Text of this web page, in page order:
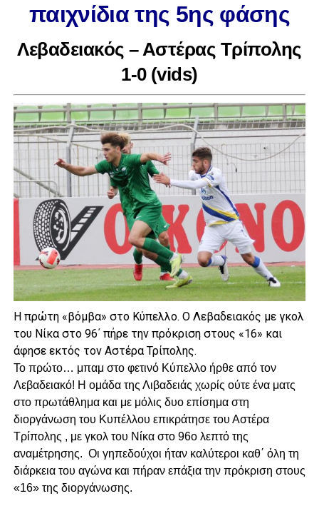
παιχνίδια της 5ης φάσης
Λεβαδειακός – Αστέρας Τρίπολης
1-0 (vids)
Η πρώτη «βόμβα» στο Κύπελλο. Ο Λεβαδειακός με γκολ
του Νίκα στο 96΄ πήρε την πρόκριση στους «16» και
άφησε εκτός τον Αστέρα Τρίπολης.
Το πρώτο… μπαμ στο φετινό Κύπελλο ήρθε από τον
Λεβαδειακό! Η ομάδα της Λιβαδειάς χωρίς ούτε ένα ματς
στο πρωτάθλημα και με μόλις δυο επίσημα στη
διοργάνωση του Κυπέλλου επικράτησε του Αστέρα
Τρίπολης , με γκολ του Νίκα στο 96ο λεπτό της
αναμέτρησης. Οι γηπεδούχοι ήταν καλύτεροι καθ΄ όλη τη
διάρκεια του αγώνα και πήραν επάξια την πρόκριση στους
«16» της διοργάνωσης.